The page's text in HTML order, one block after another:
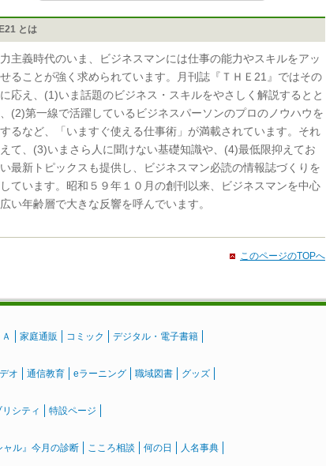
とは
主義時代のいま、ビジネスマンには仕事の能力やスキルをアッ
ることが強く求められています。月刊誌『ＴＨＥ21』ではその
応え、(1)いま話題のビジネス・スキルをやさしく解説するとと
(2)第一線で活躍しているビジネスパーソンのプロのノウハウを
るなど、「いますぐ使える仕事術」が満載されています。それ
て、(3)いまさら人に聞けない基礎知識や、(4)最低限抑えてお
最新トピックスも提供し、ビジネスマン必読の情報誌づくりを
ています。昭和５９年１０月の創刊以来、ビジネスマンを中心
い年齢層で大きな反響を呼んでいます。
このページのTOPへ
家庭通販 コミック デジタル・電子書籍
オ 通信教育 eラーニング 職域図書 グッズ
シティ 特設ページ
ャル』今月の診断 こころ相談 何の日 人名事典